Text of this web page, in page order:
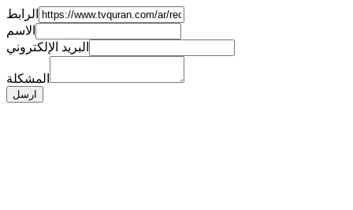
الرابط
الاسم
البريد الإلكتروني
المشكلة
ارسل